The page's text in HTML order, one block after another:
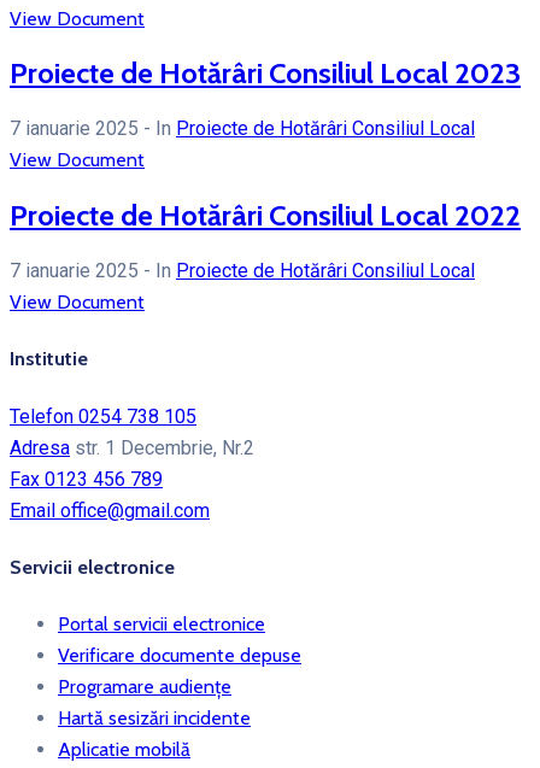
View Document
Proiecte de Hotărâri Consiliul Local 2023
7 ianuarie 2025 - In Proiecte de Hotărâri Consiliul Local
View Document
Proiecte de Hotărâri Consiliul Local 2022
7 ianuarie 2025 - In Proiecte de Hotărâri Consiliul Local
View Document
Institutie
Telefon 0254 738 105
Adresa str. 1 Decembrie, Nr.2
Fax 0123 456 789
Email office@gmail.com
Servicii electronice
Portal servicii electronice
Verificare documente depuse
Programare audiențe
Hartă sesizări incidente
Aplicatie mobilă